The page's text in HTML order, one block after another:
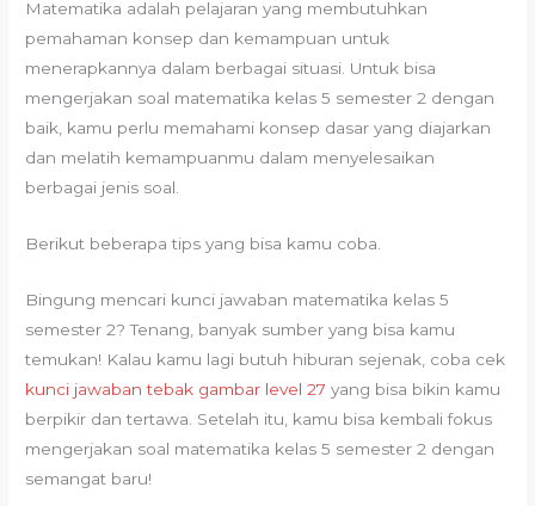
Matematika adalah pelajaran yang membutuhkan
pemahaman konsep dan kemampuan untuk
menerapkannya dalam berbagai situasi. Untuk bisa
mengerjakan soal matematika kelas 5 semester 2 dengan
baik, kamu perlu memahami konsep dasar yang diajarkan
dan melatih kemampuanmu dalam menyelesaikan
berbagai jenis soal.
Berikut beberapa tips yang bisa kamu coba.
Bingung mencari kunci jawaban matematika kelas 5
semester 2? Tenang, banyak sumber yang bisa kamu
temukan! Kalau kamu lagi butuh hiburan sejenak, coba cek
kunci jawaban tebak gambar level 27 yang bisa bikin kamu
berpikir dan tertawa. Setelah itu, kamu bisa kembali fokus
mengerjakan soal matematika kelas 5 semester 2 dengan
semangat baru!